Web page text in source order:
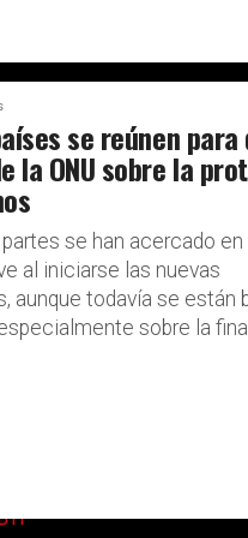
se reúnen
la ONU sobre la
se han acercado
al iniciarse las nuevas
aunque todavía se están
sobre la